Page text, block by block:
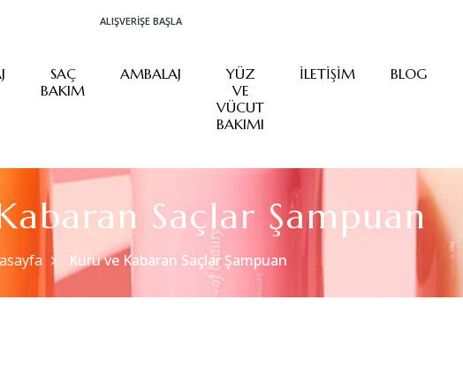
ALIŞVERIŞE BAŞLA
SAÇ
BAKIM
AMBALAJ
YÜZ
VE
VÜCUT
BAKIMI
İLETIŞIM BLOG
Saçlar Şampuan
Kuru ve Kabaran Saçlar Şampuan